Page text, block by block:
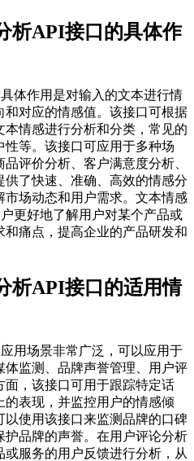
析API接口的具体作
体作用是对输入的文本进行情
对应的情感值。该接口可根据
情感进行分析和分类，常见的
等。该接口可应用于多种场
评价分析、客户满意度分析、
了快速、准确、高效的情感分
场动态和用户需求。文本情感
更好地了解用户对某个产品或
痛点，提高企业的产品研发和
析API接口的适用情
用场景非常广泛，可以应用于
监测、品牌声誉管理、用户评
，该接口可用于跟踪特定话
表现，并监控用户的情感倾
使用该接口来监测品牌的口碑
品牌的声誉。在用户评论分析
服务的用户反馈进行分析，从